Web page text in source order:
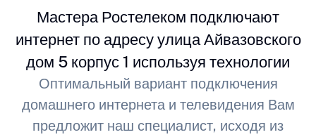
Мастера Ростелеком подключают
интернет по адресу улица Айвазовского
дом 5 корпус 1 используя технологии
Оптимальный вариант подключения
домашнего интернета и телевидения Вам
предложит наш специалист, исходя из